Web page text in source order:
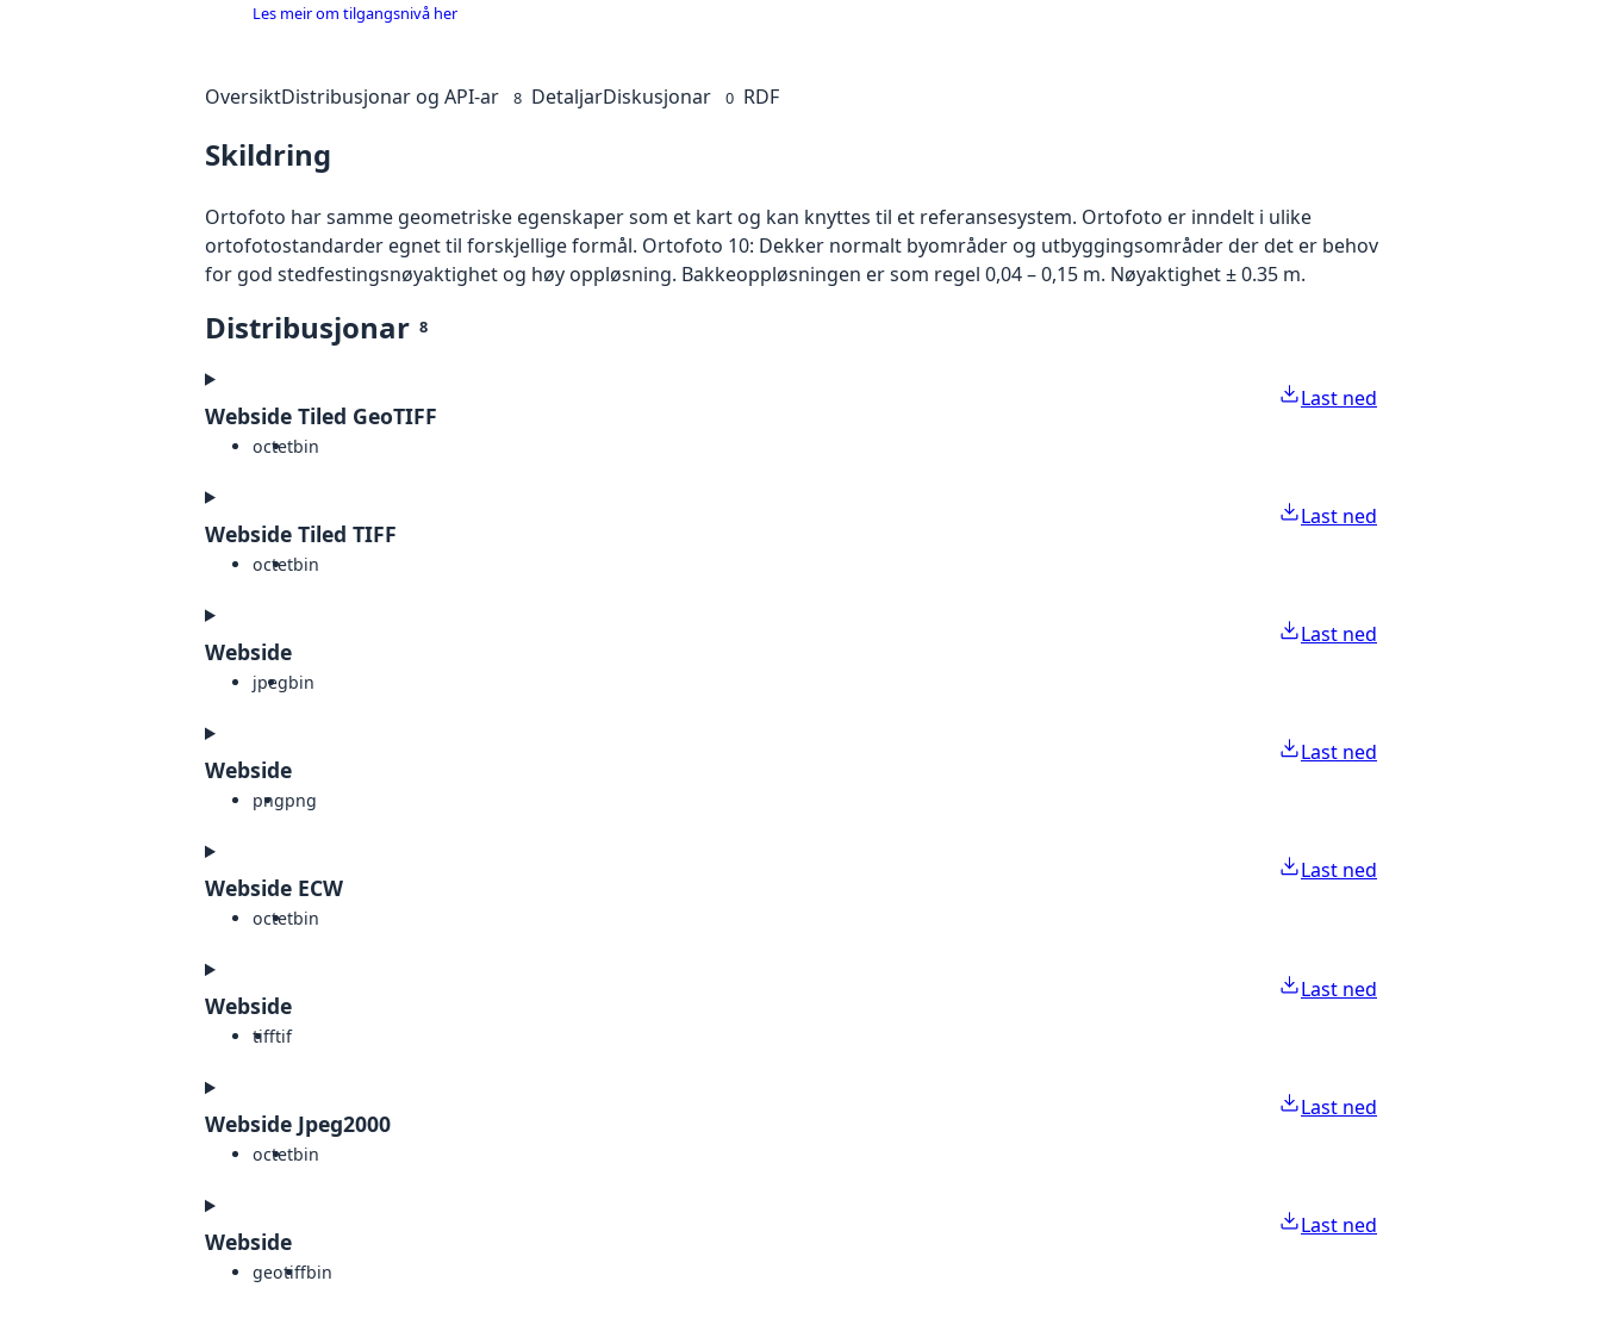
Les meir om tilgangsnivå her
OversiktDistribusjonar og API-ar 8 DetaljarDiskusjonar 0 RDF
Skildring
Ortofoto har samme geometriske egenskaper som et kart og kan knyttes til et referansesystem. Ortofoto er inndelt i ulike
ortofotostandarder egnet til forskjellige formål. Ortofoto 10: Dekker normalt byområder og utbyggingsområder der det er behov
for god stedfestingsnøyaktighet og høy oppløsning. Bakkeoppløsningen er som regel 0,04 – 0,15 m. Nøyaktighet ± 0.35 m.
Distribusjonar 8
Webside Tiled GeoTIFF
octetbin
Last ned
Webside Tiled TIFF
octetbin
Last ned
Webside
jpegbin
Last ned
Webside
pngpng
Last ned
Webside ECW
octetbin
Last ned
Webside
tifftif
Last ned
Webside Jpeg2000
octetbin
Last ned
Webside
geotiffbin
Last ned